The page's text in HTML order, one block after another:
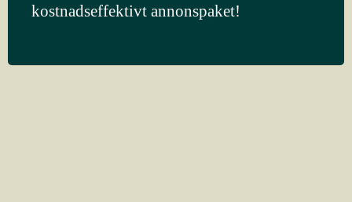
kostnadseffektivt annonspaket!